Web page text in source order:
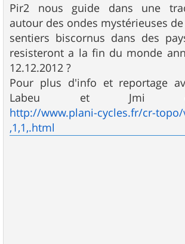
s
s
a
g
e
Pir2 nous guide dans une
autour des ondes mystérieuses de
sentiers biscornus dans des
resisteront a la fin du monde
12.12.2012 ?
Pour plus d'info et reportage
Labeu et Jmi
http://www.plani-cycles.fr/
,1,1,.html